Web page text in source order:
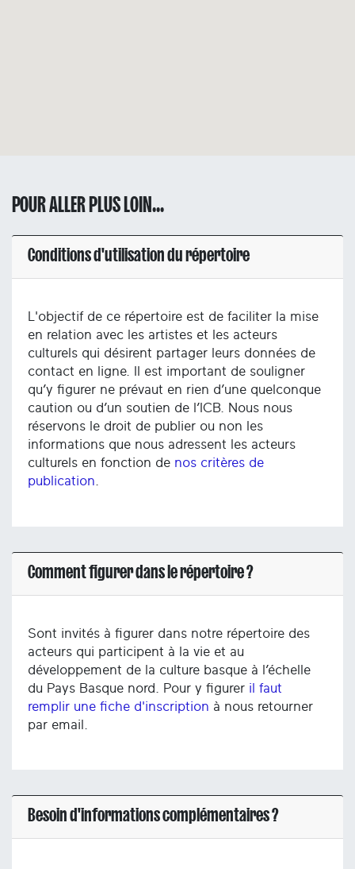
POUR ALLER PLUS LOIN...
Conditions d'utilisation du répertoire
L'objectif de ce répertoire est de faciliter la mise
en relation avec les artistes et les acteurs
culturels qui désirent partager leurs données de
contact en ligne. Il est important de souligner
qu’y figurer ne prévaut en rien d’une quelconque
caution ou d’un soutien de l’ICB. Nous nous
réservons le droit de publier ou non les
informations que nous adressent les acteurs
culturels en fonction de nos critères de
publication
Comment figurer dans le répertoire ?
Sont invités à figurer dans notre répertoire des
acteurs qui participent à la vie et au
développement de la culture basque à l’échelle
du Pays Basque nord. Pour y figurer il faut
remplir une fiche d'inscription à nous retourner
par email.
Besoin d'informations complémentaires ?